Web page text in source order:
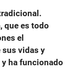
que es todo
el
sus vidas y
ha funcionado